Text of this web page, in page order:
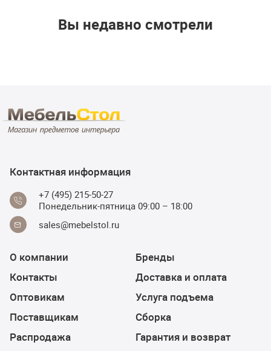
Вы недавно смотрели
Контактная информация
+7 (495) 215-50-27
Понедельник-пятница 09:00 – 18:00
sales@mebelstol.ru
О компании
Контакты
Оптовикам
Поставщикам
Распродажа
Бренды
Доставка и оплата
Услуга подъема
Сборка
Гарантия и возврат